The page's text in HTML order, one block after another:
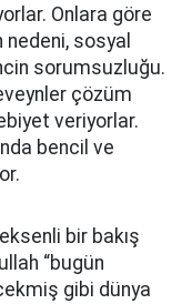
Onlara göre
sosyal
sorumsuzluğu.
çözüm
veriyorlar.
bencil ve
bir bakış
“bugün
gibi dünya